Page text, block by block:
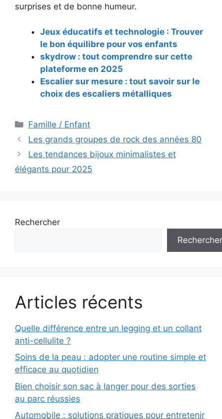
surprises et de bonne humeur.
Jeux éducatifs et technologie : Trouver
le bon équilibre pour vos enfants
skydrow : tout comprendre sur cette
plateforme en 2025
Escalier sur mesure : tout savoir sur le
choix des escaliers métalliques
Catégories
Famille / Enfant
Navigation
des
Les grands groupes de rock des années 80
Les tendances bijoux minimalistes et
élégants pour 2025
Rechercher
Rechercher
Articles récents
Quelle différence entre un legging et un collant
anti-cellulite ?
Soins de la peau : adopter une routine simple et
efficace au quotidien
Bien choisir son sac à langer pour des sorties
au parc réussies
Automobile : solutions pratiques pour entretenir